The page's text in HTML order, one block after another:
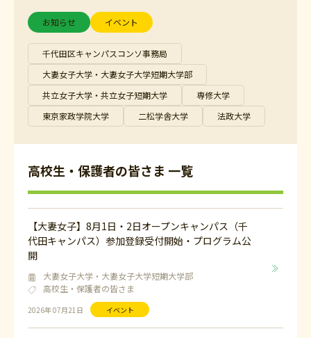
お知らせ イベント
千代田区キャンパスコンソ事務局
大妻女子大学・大妻女子大学短期大学部
共立女子大学・共立女子短期大学
専修大学
東京家政学院大学
二松学舎大学 法政大学
高校生・保護者の皆さま 一覧
2026年 07月21日 イベント
【大妻女子】8月1日・2日オープンキャンパス（千
代田キャンパス）参加登録受付開始・プログラム公
開
大妻女子大学・大妻女子大学短期大学部
高校生・保護者の皆さま